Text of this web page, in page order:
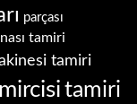
parçası
tamiri
tamiri
tamiri